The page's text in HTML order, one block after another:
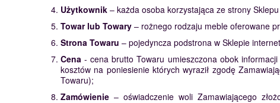
Użytkownik – każda osoba korzystająca ze strony
Towar lub Towary – rożnego rodzaju meble oferowane
Strona Towaru – pojedyncza podstrona w Sklepie
Cena - cena brutto Towaru umieszczona obok
kosztów na poniesienie których wyraził zgodę
Towaru);
Zamówienie – oświadczenie woli Zamawiającego